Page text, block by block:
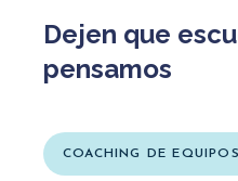
Dejen que
pensamos
COACHING DE EQUIPOS